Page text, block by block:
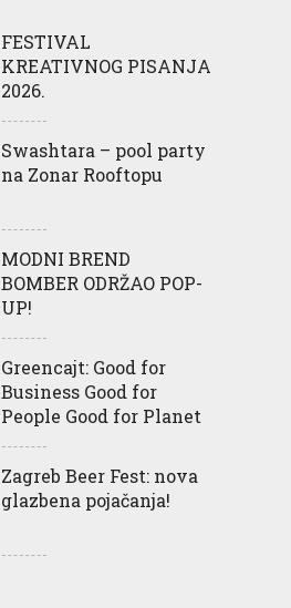
FESTIVAL
KREATIVNOG PISANJA
2026.
Swashtara – pool party
na Zonar Rooftopu
MODNI BREND
BOMBER ODRŽAO POP-
UP!
Greencajt: Good for
Business Good for
People Good for Planet
Zagreb Beer Fest: nova
glazbena pojačanja!